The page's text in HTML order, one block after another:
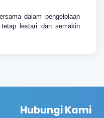
dalam pengelolaan
tetap lestari dan semakin
Hubungi Kami